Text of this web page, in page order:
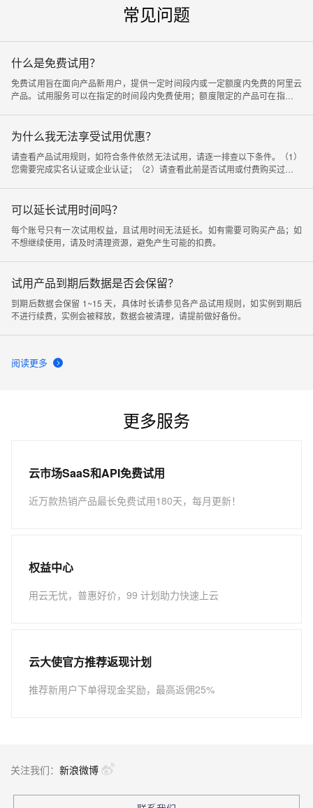
10GB 1个月
常见问题
什么是免费试用？
免费试用旨在面向产品新用户，提供一定时间段内或一定额度内免费的阿里云
产品。试用服务可以在指定的时间段内免费使用；额度限定的产品可在指定额
为什么我无法享受试用优惠？
请查看产品试用规则，如符合条件依然无法试用，请逐一排查以下条件。（1）
您需要完成实名认证或企业认证；（2）请查看此前是否试用或付费购买过相关
面开通产品才能享受使用权益，从其他开通页面进入无法参与免费试用活动。
可以延长试用时间吗？
每个账号只有一次试用权益，且试用时间无法延长。如有需要可购买产品；如
不想继续使用，请及时清理资源，避免产生可能的扣费。
试用产品到期后数据是否会保留？
到期后数据会保留 1~15 天，具体时长请参见各产品试用规则，如实例到期后
不进行续费，实例会被释放，数据会被清理，请提前做好备份。
阅读更多
更多服务
云市场SaaS和API免费试用
近万款热销产品最长免费试用180天，每月更新！
权益中心
用云无忧，普惠好价，99 计划助力快速上云
云大使官方推荐返现计划
推荐新用户下单得现金奖励，最高返佣25%
关注我们： 新浪微博